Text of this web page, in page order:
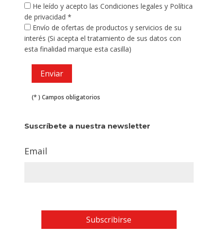
He leído y acepto las Condiciones legales y Política
de privacidad *
Envío de ofertas de productos y servicios de su
interés (Si acepta el tratamiento de sus datos con
esta finalidad marque esta casilla)
(* ) Campos obligatorios
Suscríbete a nuestra newsletter
Email